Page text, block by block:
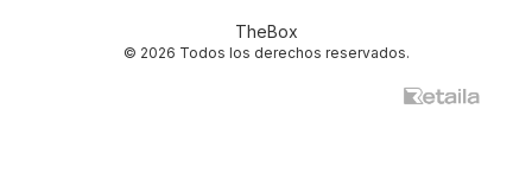
TheBox
© 2026 Todos los derechos reservados.